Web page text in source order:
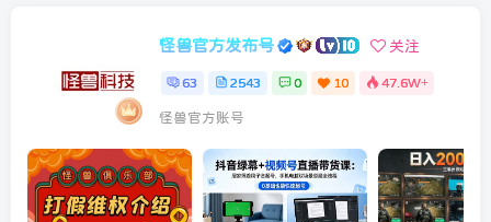
怪兽官方发布号 关注
63 2543 0 10 47.6W+
怪兽官方账号